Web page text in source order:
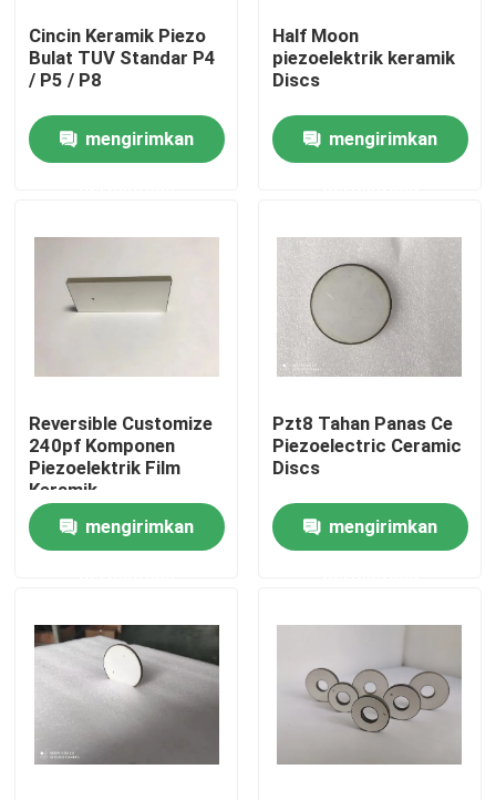
Rumah
Tentang kami
Kontrol kualitas
Hubungi kami
Ultrasonic Transducer pembersihan
Tinggi daya Ultrasonic Transducer
Cincin Keramik Piezo
Bulat TUV Standar P4
/ P5 / P8
mengirimkan
Half Moon
piezoelektrik keramik
Discs
mengirimkan
Reversible Customize
240pf Komponen
Piezoelektrik Film
Keramik
mengirimkan
Pzt8 Tahan Panas Ce
Piezoelectric Ceramic
Discs
mengirimkan